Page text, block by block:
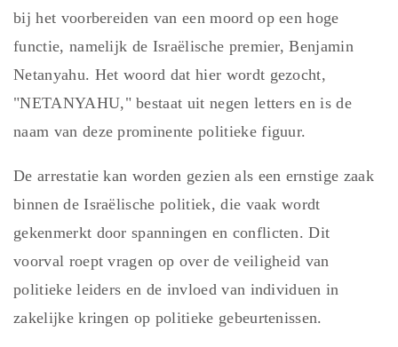
bij het voorbereiden van een moord op een hoge
functie, namelijk de Israëlische premier, Benjamin
Netanyahu. Het woord dat hier wordt gezocht,
"NETANYAHU," bestaat uit negen letters en is de
naam van deze prominente politieke figuur.
De arrestatie kan worden gezien als een ernstige zaak
binnen de Israëlische politiek, die vaak wordt
gekenmerkt door spanningen en conflicten. Dit
voorval roept vragen op over de veiligheid van
politieke leiders en de invloed van individuen in
zakelijke kringen op politieke gebeurtenissen.